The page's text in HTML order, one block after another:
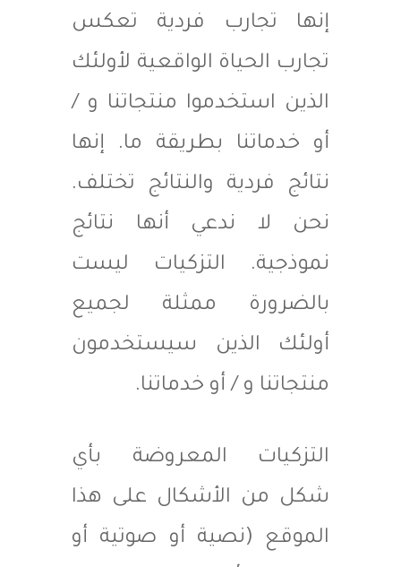
إنها تجارب فردية تعكس
تجارب الحياة الواقعية لأولئك
الذين استخدموا منتجاتنا و /
أو خدماتنا بطريقة ما. إنها
نتائج فردية والنتائج تختلف.
نحن لا ندعي أنها نتائج
نموذجية. التزكيات ليست
بالضرورة ممثلة لجميع
أولئك الذين سيستخدمون
منتجاتنا و / أو خدماتنا.
التزكيات المعروضة بأي
شكل من الأشكال على هذا
الموقع (نصية أو صوتية أو